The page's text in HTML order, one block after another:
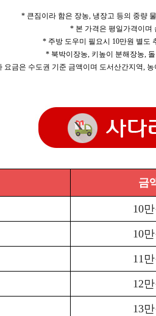
* 큰짐이라 함은 장농, 냉장고 등의 중량
* 본 가격은 평일가격이며
* 주방 도우미 필요시 10만원 별도
* 북박이장농, 키높이 분해장농,
요금은 수도권 기준 금액이며 도서산간지역,
금
10
10
11
12
13